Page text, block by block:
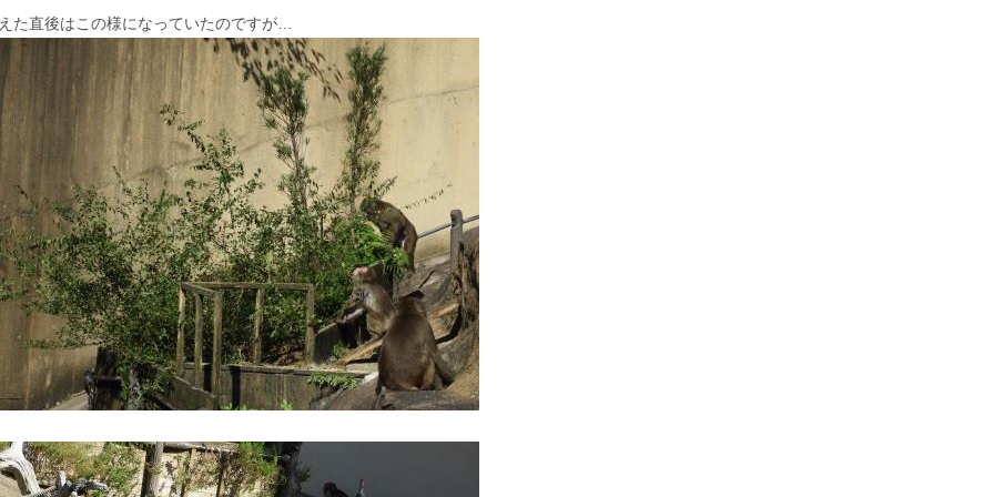
た直後はこの様になっていたのですが…